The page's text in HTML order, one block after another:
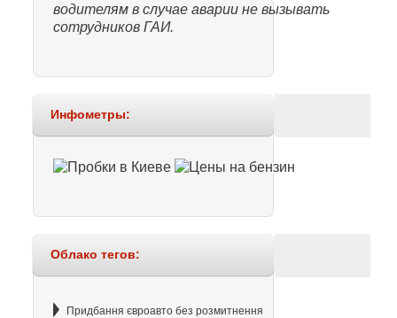
водителям в случае аварии не вызывать
сотрудников ГАИ.
Инфометры:
Облако тегов:
Придбання євроавто без розмитнення